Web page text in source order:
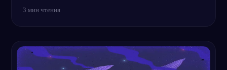
3 мин чтения